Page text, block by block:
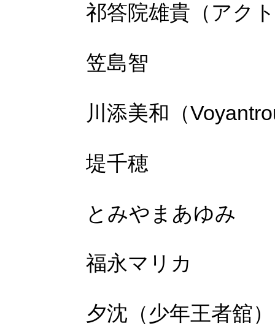
祁答院雄貴（アク
笠島智
川添美和（
堤千穂
とみやまあゆみ
福永マリカ
夕沈（少年王者舘）